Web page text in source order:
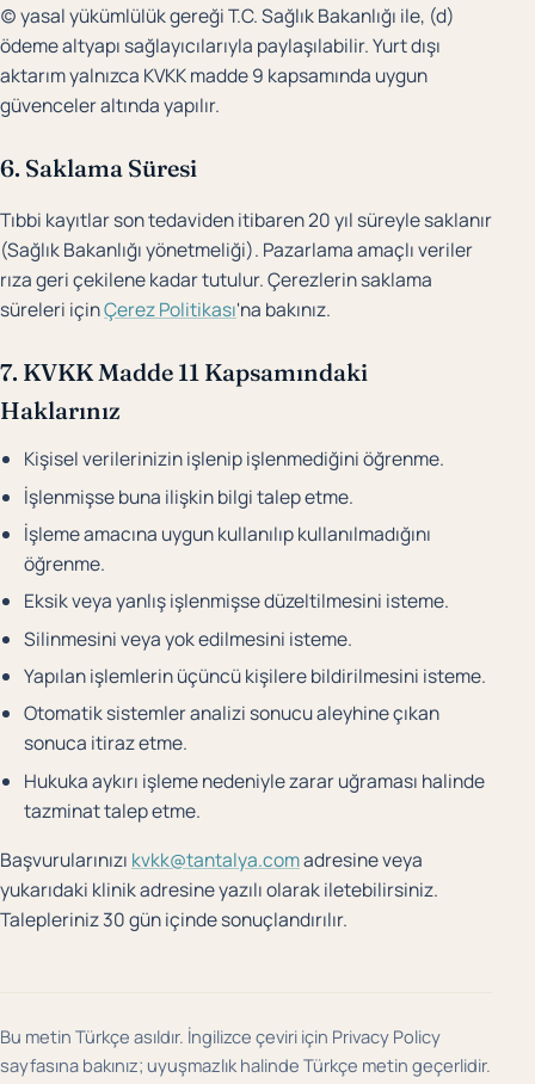
(c) yasal yükümlülük gereği T.C. Sağlık Bakanlığı ile, (d)
ödeme altyapı sağlayıcılarıyla paylaşılabilir. Yurt dışı
aktarım yalnızca KVKK madde 9 kapsamında uygun
güvenceler altında yapılır.
6. Saklama Süresi
Tıbbi kayıtlar son tedaviden itibaren 20 yıl süreyle saklanır
(Sağlık Bakanlığı yönetmeliği). Pazarlama amaçlı veriler
rıza geri çekilene kadar tutulur. Çerezlerin saklama
süreleri içinÇerez Politikası'na bakınız.
7. KVKK Madde 11 Kapsamındaki
Haklarınız
Kişisel verilerinizin işlenip işlenmediğini öğrenme.
İşlenmişse buna ilişkin bilgi talep etme.
İşleme amacına uygun kullanılıp kullanılmadığını
öğrenme.
Eksik veya yanlış işlenmişse düzeltilmesini isteme.
Silinmesini veya yok edilmesini isteme.
Yapılan işlemlerin üçüncü kişilere bildirilmesini isteme.
Otomatik sistemler analizi sonucu aleyhine çıkan
sonuca itiraz etme.
Hukuka aykırı işleme nedeniyle zarar uğraması halinde
tazminat talep etme.
Başvurularınızı kvkk@tantalya.comadresine veya
yukarıdaki klinik adresine yazılı olarak iletebilirsiniz.
Talepleriniz 30 gün içinde sonuçlandırılır.
Bu metin Türkçe asıldır. İngilizce çeviri için Privacy Policy
sayfasına bakınız; uyuşmazlık halinde Türkçe metin geçerlidir.